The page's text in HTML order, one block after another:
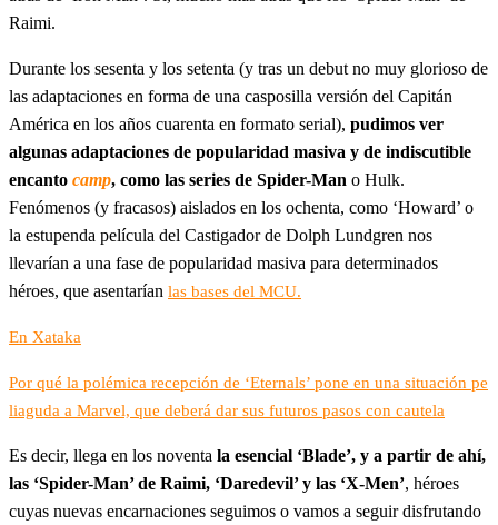
Raimi.
Durante los sesenta y los setenta (y tras un debut no muy glorioso de
las adaptaciones en forma de una casposilla versión del Capitán
América en los años cuarenta en formato serial), pudimos ver
algunas adaptaciones de popularidad masiva y de indiscutible
encanto camp, como las series de Spider-Man o Hulk.
Fenómenos (y fracasos) aislados en los ochenta, como ‘Howard’ o
la estupenda película del Castigador de Dolph Lundgren nos
llevarían a una fase de popularidad masiva para determinados
héroes, que asentarían las bases del MCU.
En Xataka
Por qué la polémica recepción de ‘Eternals’ pone en una situación pe
liaguda a Marvel, que deberá dar sus futuros pasos con cautela
Es decir, llega en los noventa la esencial ‘Blade’, y a partir de ahí,
las ‘Spider-Man’ de Raimi, ‘Daredevil’ y las ‘X-Men’, héroes
cuyas nuevas encarnaciones seguimos o vamos a seguir disfrutando